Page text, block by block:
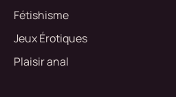
Fétishisme
Jeux Érotiques
Plaisir anal